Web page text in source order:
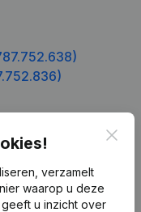
verzamelt
waarop u deze
geeft u inzicht over